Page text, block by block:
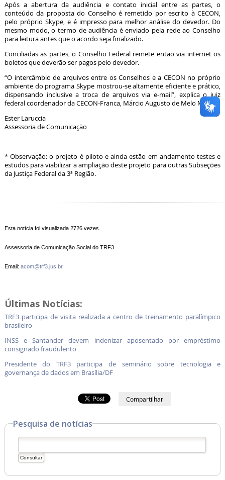
Após a abertura da audiência e contato inicial entre as partes, o
conteúdo da proposta do Conselho é remetido por escrito à CECON,
pelo próprio Skype, e é impresso para melhor análise do devedor. Do
mesmo modo, o termo de audiência é enviado pela rede ao Conselho
para leitura antes que o acordo seja finalizado.
Conciliadas as partes, o Conselho Federal remete então via internet os
boletos que deverão ser pagos pelo devedor.
“O intercâmbio de arquivos entre os Conselhos e a CECON no próprio
ambiente do programa Skype mostrou-se altamente eficiente e prático,
dispensando inclusive a troca de arquivos via e-mail”, explica o juiz
federal coordenador da CECON-Franca, Márcio Augusto de Melo Matos.
Ester Laruccia
Assessoria de Comunicação
* Observação: o projeto é piloto e ainda estão em andamento testes e
estudos para viabilizar a ampliação deste projeto para outras Subseções
da Justiça Federal da 3ª Região.
Esta notícia foi visualizada 2726 vezes.
Assessoria de Comunicação Social do TRF3
Email: acom@trf3.jus.br
Últimas Notícias:
TRF3 participa de visita realizada a centro de treinamento paralímpico
brasileiro
INSS e Santander devem indenizar aposentado por empréstimo
consignado fraudulento
Presidente do TRF3 participa de seminário sobre tecnologia e
governança de dados em Brasília/DF
Compartilhar
Pesquisa de notícias